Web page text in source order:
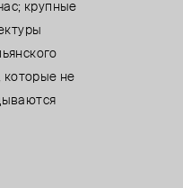
крупные
которые не